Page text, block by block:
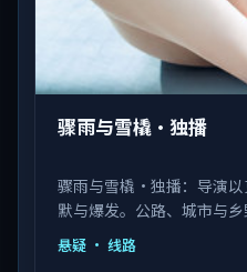
骤雨与雪橇·独播
骤雨与雪橇·独播：导演
默与爆发。公路、城市与
执导，秦海璐、文淇、邓
型为悬疑。
悬疑 · 线路